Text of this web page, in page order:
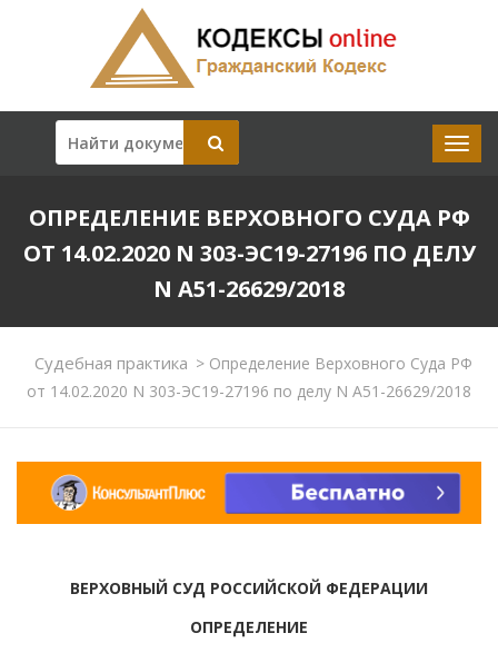
ОПРЕДЕЛЕНИЕ ВЕРХОВНОГО СУДА РФ
ОТ 14.02.2020 N 303-ЭС19-27196 ПО ДЕЛУ
N А51-26629/2018
Судебная практика >Определение Верховного Суда РФ
от 14.02.2020 N 303-ЭС19-27196 по делу N А51-26629/2018
ВЕРХОВНЫЙ СУД РОССИЙСКОЙ ФЕДЕРАЦИИ
ОПРЕДЕЛЕНИЕ